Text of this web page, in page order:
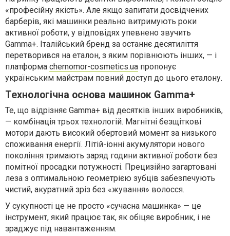
«професійну якість». Але якщо запитати досвідчених
барберів, які машинки реально витримують роки
активної роботи, у відповідях упевнено звучить
Gamma+. Італійський бренд за останнє десятиліття
перетворився на еталон, з яким порівнюють інших, — і
платформа chernomor-cosmetics.ua пропонує
українським майстрам повний доступ до цього еталону.
Технологічна основа машинок Gamma+
Те, що відрізняє Gamma+ від десятків інших виробників,
— комбінація трьох технологій. Магнітні безщіткові
мотори дають високий обертовий момент за низького
споживання енергії. Літій-іонні акумулятори нового
покоління тримають заряд години активної роботи без
помітної просадки потужності. Прецизійно загартовані
леза з оптимальною геометрією зубців забезпечують
чистий, акуратний зріз без «жування» волосся.
У сукупності це не просто «сучасна машинка» — це
інструмент, який працює так, як обіцяє виробник, і не
зраджує під навантаженням.